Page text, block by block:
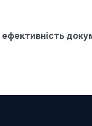
ефективність